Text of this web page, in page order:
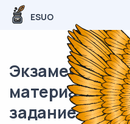
ESUO
материал ЕГЭ
задание (24) /